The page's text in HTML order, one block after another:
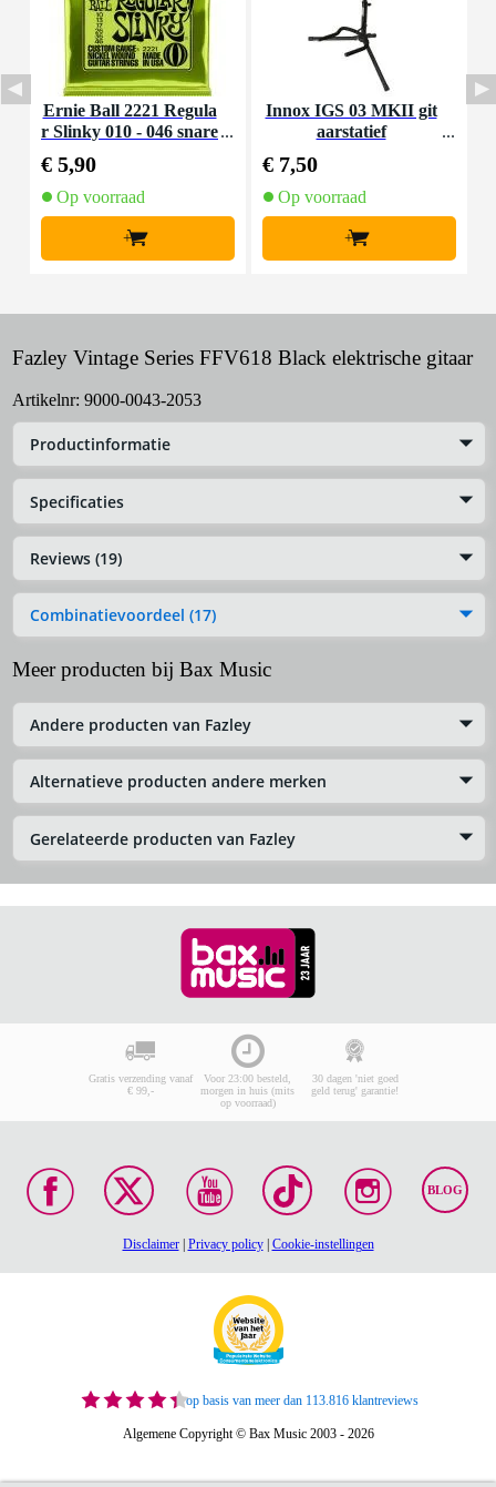
Ernie Ball 2221 Regula
r Slinky 010 - 046 snare
€ 5,90
Op voorraad
+
Innox IGS 03 MKII git
aarstatief
€ 7,50
Op voorraad
+
Fazley Vintage Series FFV618 Black elektrische gitaar
Artikelnr: 9000-0043-2053
Productinformatie
Specificaties
Reviews (19)
Combinatievoordeel (17)
Meer producten bij Bax Music
Andere producten van Fazley
Alternatieve producten andere merken
Gerelateerde producten van Fazley
Gratis verzending vanaf
€ 99,-
Voor 23:00 besteld,
morgen in huis (mits
op voorraad)
30 dagen 'niet goed
geld terug' garantie!
BLOG
Disclaimer| Privacy policy| Cookie-instellingen
op basis van meer dan 113.816 klantreviews
Algemene Copyright © Bax Music 2003 - 2026